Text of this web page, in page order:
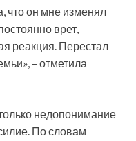
что он мне изменял
врет,
реакция. Перестал
– отметила
недопонимание
По словам